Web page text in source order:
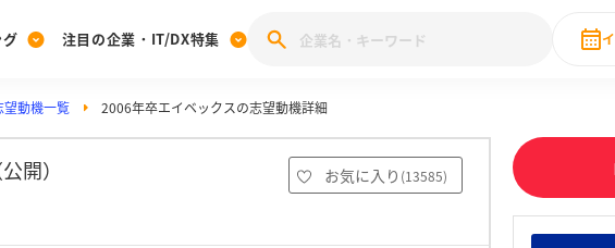
[27卒] 本選考体験記投稿キャンペーン
みんなのDX企業就職ブランド調査
注目の企業・IT/DX特集
28卒 IT・DX現場社員インタビュ
望動機一覧 2006年卒エイベックスの志望動機詳細
開） お気に入り (13585)